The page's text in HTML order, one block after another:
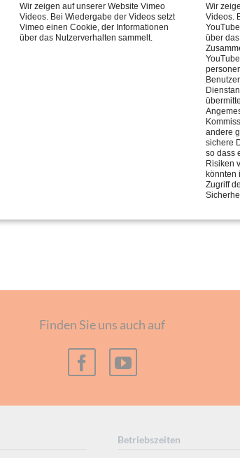
Finden Sie uns auch auf
Betriebszeiten
Wir zeigen auf unserer Website Vimeo
Videos. Bei Wiedergabe der Videos setzt
Vimeo einen Cookie, der Informationen
über das Nutzerverhalten sammelt.
Wir
Videos.
über
andere
sichere
so dass
Risiken
könnten
Zugriff